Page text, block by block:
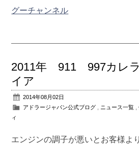
グーチャンネル
2011年 911 997カレ
イア
2014年08月02日
アドラージャパン公式ブログ
ニュース一覧 ,
ィ
エンジンの調子が悪いとお客様よ